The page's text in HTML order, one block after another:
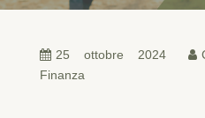
25 ottobre 2024
Finanza